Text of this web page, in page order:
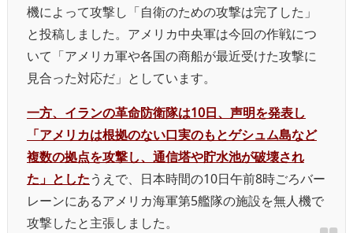
機によって攻撃し「自衛のための攻撃は完了した」
と投稿しました。アメリカ中央軍は今回の作戦につ
いて「アメリカ軍や各国の商船が最近受けた攻撃に
見合った対応だ」としています。
一方、イランの革命防衛隊は10日、声明を発表し
「アメリカは根拠のない口実のもとゲシュム島など
複数の拠点を攻撃し、通信塔や貯水池が破壊され
た」としたうえで、日本時間の10日午前8時ごろバー
レーンにあるアメリカ海軍第5艦隊の施設を無人機で
攻撃したと主張しました。